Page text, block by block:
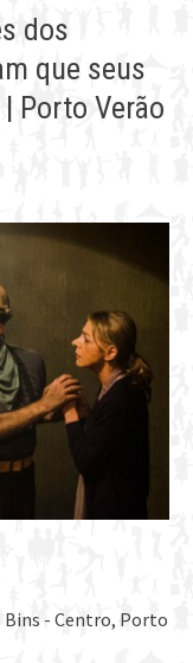
dos
que seus
Porto Verão
Bins - Centro, Porto